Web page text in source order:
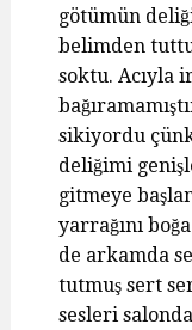
götümün
belimden
soktu. Acıyla
sikiyordu
deliğimi
gitmeye
yarrağını
de arkamda
tutmuş sert
sesleri